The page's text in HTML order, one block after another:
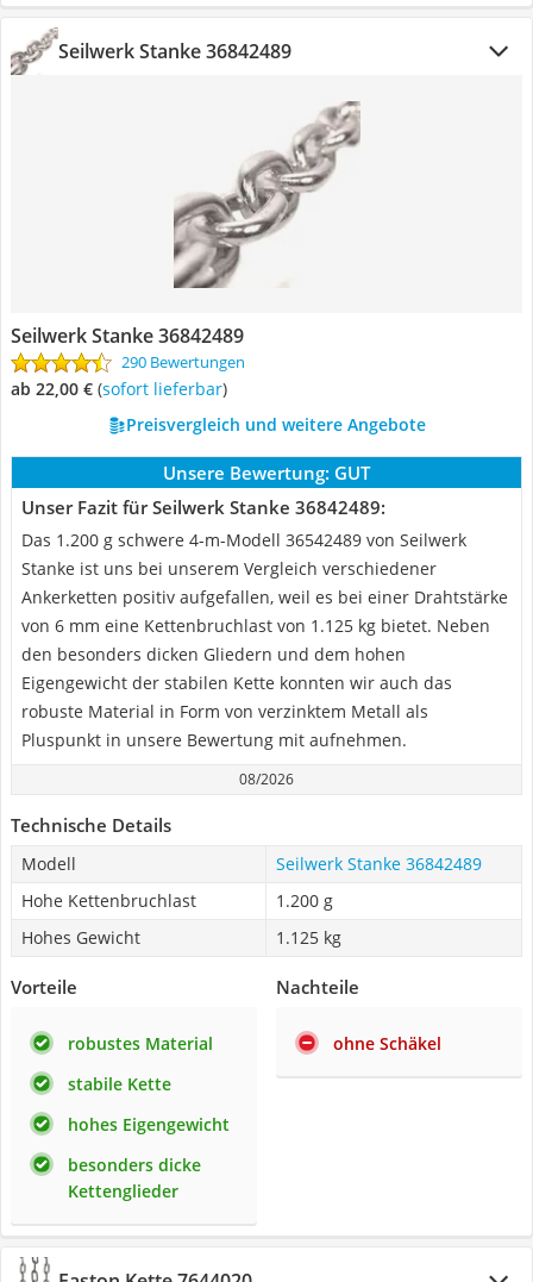
Seilwerk Stanke 36842489
Seilwerk Stanke 36842489
290 Bewertungen
ab 22,00 € ( Sofort lieferbar)
Preisvergleich und weitere Angebote
Unsere Bewertung: GUT
Unser Fazit für Seilwerk Stanke 36842489:
Das 1.200 g schwere 4-m-Modell 36542489 von Seilwerk
Stanke ist uns bei unserem Vergleich verschiedener
Ankerketten positiv aufgefallen, weil es bei einer Drahtstärke
von 6 mm eine Kettenbruchlast von 1.125 kg bietet. Neben
den besonders dicken Gliedern und dem hohen
Eigengewicht der stabilen Kette konnten wir auch das
robuste Material in Form von verzinktem Metall als
Pluspunkt in unsere Bewertung mit aufnehmen.
08/2026
Technische Details
Modell
Seilwerk Stanke 36842489
Hohe Kettenbruchlast
1.200 g
Hohes Gewicht
1.125 kg
Vorteile
robustes Material
stabile Kette
hohes Eigengewicht
besonders dicke
Kettenglieder
Nachteile
ohne Schäkel